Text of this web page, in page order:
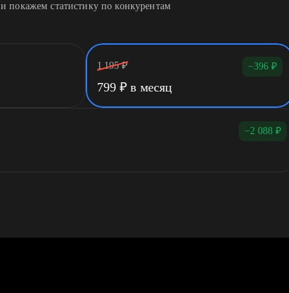
и покажем статистику по конкурентам
1 195 ₽ −396 ₽
799 ₽ в месяц
−2 088 ₽